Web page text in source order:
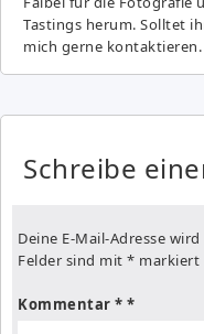
Tastings herum. Solltet
mich gerne kontaktieren.
Schreibe
Deine E-Mail-Adresse
Felder sind mit * markiert
Kommentar *